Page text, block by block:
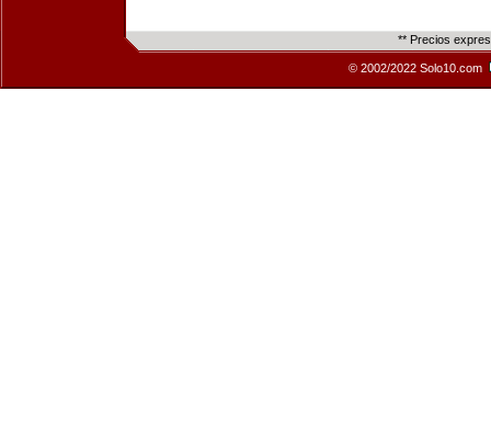
** Precios
© 2002/2022 Solo10.com